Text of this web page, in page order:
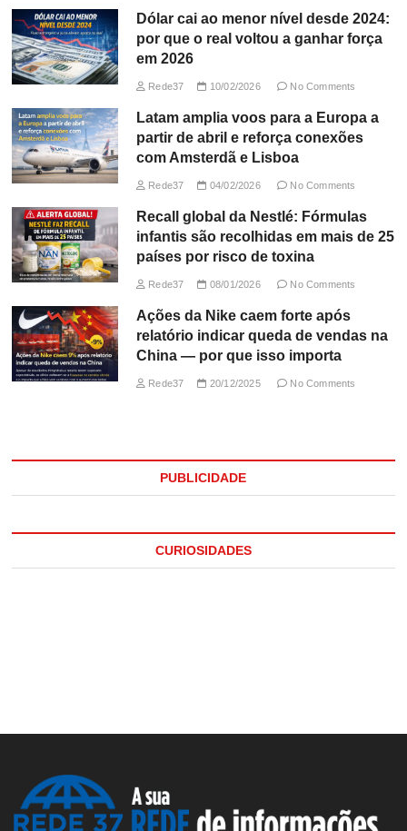
Dólar cai ao menor nível desde 2024:
por que o real voltou a ganhar força
em 2026
Rede37 10/02/2026 No Comments
Latam amplia voos para a Europa a
partir de abril e reforça conexões
com Amsterdã e Lisboa
Rede37 04/02/2026 No Comments
Recall global da Nestlé: Fórmulas
infantis são recolhidas em mais de 25
países por risco de toxina
Rede37 08/01/2026 No Comments
Ações da Nike caem forte após
relatório indicar queda de vendas na
China — por que isso importa
Rede37 20/12/2025 No Comments
PUBLICIDADE
CURIOSIDADES